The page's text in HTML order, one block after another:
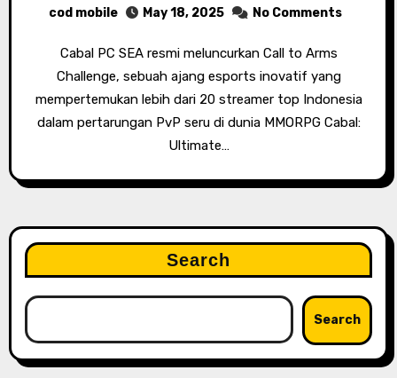
cod mobile May 18, 2025 No Comments
Cabal PC SEA resmi meluncurkan Call to Arms
Challenge, sebuah ajang esports inovatif yang
mempertemukan lebih dari 20 streamer top Indonesia
dalam pertarungan PvP seru di dunia MMORPG Cabal:
Ultimate…
Search
Search